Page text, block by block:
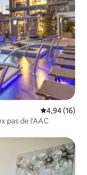
Évaluation
4,94 (16)
pas de l'AAC